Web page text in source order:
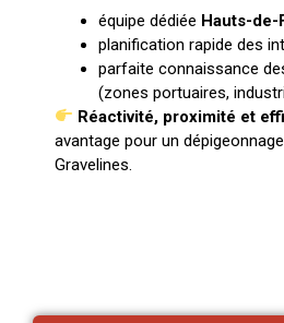
équipe dédiée Hauts-de-
planification rapide des
parfaite connaissance
(zones portuaires,
Réactivité, proximité et
avantage pour un
Gravelines.